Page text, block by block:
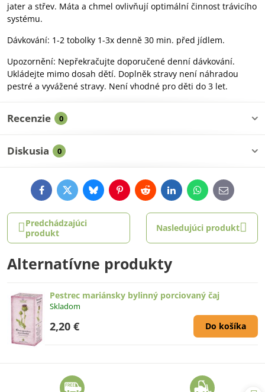
jater a střev. Máta a chmel ovlivňují optimální činnost trávicího
systému.
Dávkování: 1-2 tobolky 1-3x denně 30 min. před jídlem.
Upozornění: Nepřekračujte doporučené denní dávkování.
Ukládejte mimo dosah dětí. Doplněk stravy není náhradou
pestré a vyvážené stravy. Není vhodné pro děti do 3 let.
Recenzie 0
Diskusia 0
FacebookTwitterBlueskyPinterestRedditLinkedInWhatsApp
E-
mail
Predchádzajúci
produkt
Nasledujúci produkt
Alternatívne produkty
Pestrec mariánsky bylinný porciovaný čaj
Skladom
2,20 € Do košíka